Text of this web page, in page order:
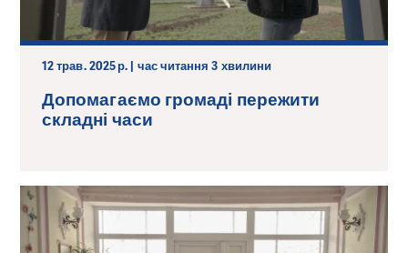
12 трав. 2025 р. | час читання 3 хвилини
Допомагаємо громаді пережити
складні часи